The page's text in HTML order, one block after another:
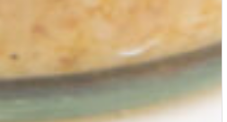
Asiatische